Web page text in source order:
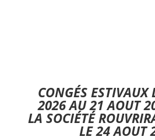
CONGÉS
2026 AU 21 AOUT
LA SOCIÉTÉ
LE 24 AOUT